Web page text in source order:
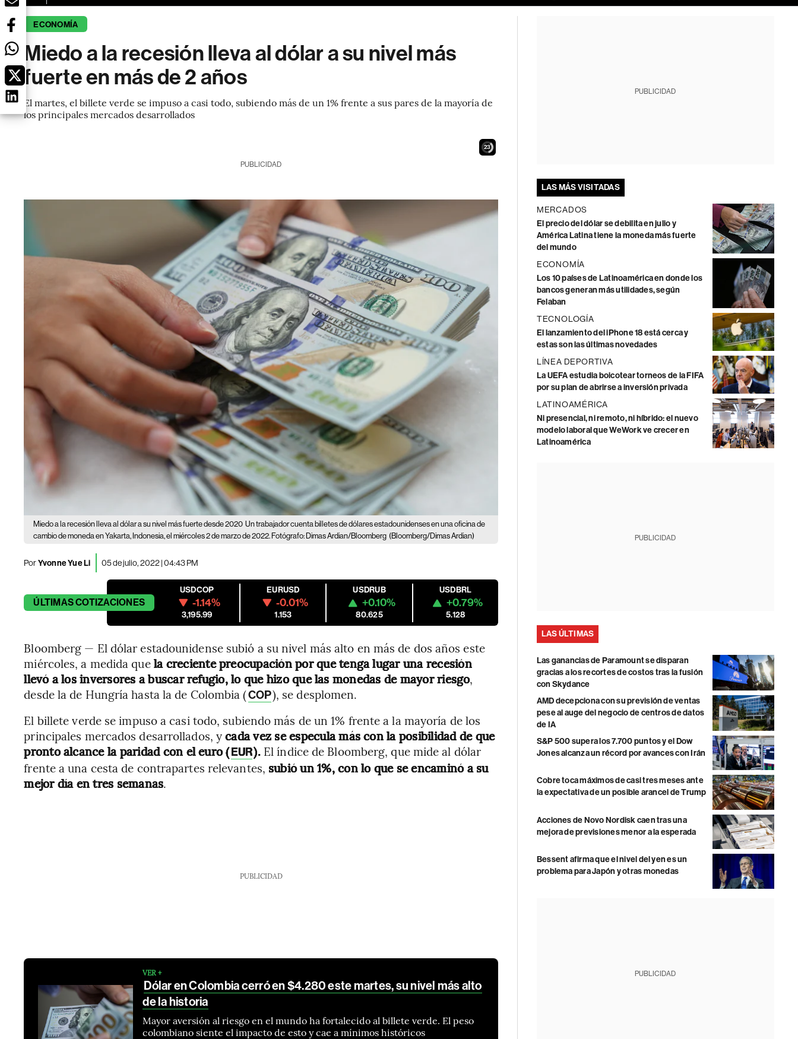
ECONOMÍA
Miedo a la recesión lleva al dólar a su nivel más
fuerte en más de 2 años
El martes, el billete verde se impuso a casi todo, subiendo más de un 1% frente a sus pares de la mayoría de
los principales mercados desarrollados
22
PUBLICIDAD
Miedo a la recesión lleva al dólar a su nivel más fuerte desde 2020 Un trabajador cuenta billetes de dólares estadounidenses en una oficina de
cambio de moneda en Yakarta, Indonesia, el miércoles 2 de marzo de 2022. Fotógrafo: Dimas Ardian/Bloomberg (Bloomberg/Dimas Ardian)
PorYvonne Yue Li 05 de julio, 2022 | 04:43 PM
ÚLTIMASCOTIZACIONES
USDCOP
-1.14%
3,195.99
EURUSD
-0.01%
1.153
USDRUB
+0.10%
80.625
USDBRL
+0.79%
5.128
Bloomberg — El dólar estadounidense subió a su nivel más alto en más de dos años este
miércoles, a medida quela creciente preocupación por que tenga lugar una recesión
llevó a los inversores a buscar refugio, lo que hizo que las monedas de mayor riesgo,
desde la de Hungría hasta la de Colombia (COP), se desplomen.
El billete verde se impuso a casi todo, subiendo más de un 1% frente a la mayoría de los
principales mercados desarrollados, ycada vez se especula más con la posibilidad de que
pronto alcance la paridad con el euro (EUR).El índice de Bloomberg, que mide al dólar
frente a una cesta de contrapartes relevantes, subió un 1%, con lo que se encaminó a su
mejor día en tres semanas.
PUBLICIDAD
VER +
Dólar en Colombia cerró en $4.280 este martes, su nivel más alto
de la historia
Mayor aversión al riesgo en el mundo ha fortalecido al billete verde. El peso
colombiano siente el impacto de esto y cae a mínimos históricos
PUBLICIDAD
LAS MÁS VISITADAS
MERCADOS
El precio del dólar se debilita en julio y
América Latina tiene la moneda más fuerte
del mundo
ECONOMÍA
Los 10 países de Latinoamérica en donde los
bancos generan más utilidades, según
Felaban
TECNOLOGÍA
El lanzamiento del iPhone 18 está cerca y
estas son las últimas novedades
LÍNEA DEPORTIVA
La UEFA estudia boicotear torneos de la FIFA
por su plan de abrirse a inversión privada
LATINOAMÉRICA
Ni presencial, ni remoto, ni híbrido: el nuevo
modelo laboral que WeWork ve crecer en
Latinoamérica
PUBLICIDAD
LAS ÚLTIMAS
Las ganancias de Paramount se disparan
gracias a los recortes de costos tras la fusión
con Skydance
AMD decepciona con su previsión de ventas
pese al auge del negocio de centros de datos
de IA
S&P 500 supera los 7.700 puntos y el Dow
Jones alcanza un récord por avances con Irán
Cobre toca máximos de casi tres meses ante
la expectativa de un posible arancel de Trump
Acciones de Novo Nordisk caen tras una
mejora de previsiones menor a la esperada
Bessent afirma que el nivel del yen es un
problema para Japón y otras monedas
PUBLICIDAD